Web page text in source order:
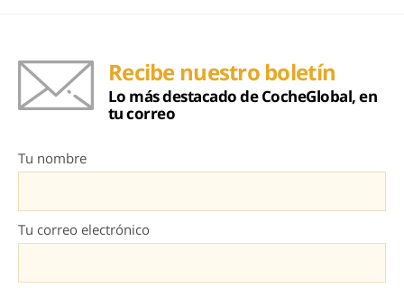
Recibe nuestro boletín
Lo más destacado de CocheGlobal, en
tu correo
Tu nombre
Tu correo electrónico